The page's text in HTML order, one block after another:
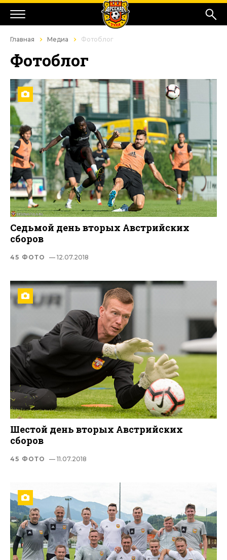
Главная Медиа Фотоблог
Фотоблог
Седьмой день вторых Австрийских
сборов
45 ФОТО — 12.07.2018
Шестой день вторых Австрийских
сборов
45 ФОТО — 11.07.2018